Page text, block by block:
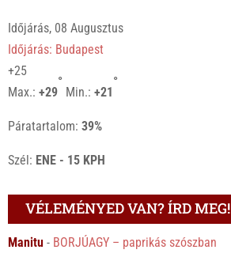
Időjárás, 08 Augusztus
Időjárás: Budapest
+25
Max.:+29
°
Min.:+21
°
Páratartalom:39%
Szél: ENE - 15 KPH
VÉLEMÉNYED VAN? ÍRD MEG!
Manitu - BORJÚAGY – paprikás szószban